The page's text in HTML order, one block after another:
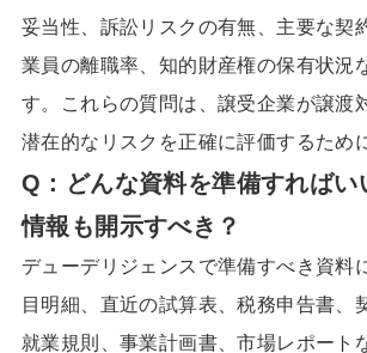
妥当性、訴訟リスクの有無、主要な契
業員の離職率、知的財産権の保有状況
す。これらの質問は、譲受企業が譲渡
潜在的なリスクを正確に評価するため
Q：どんな資料を準備すればい
情報も開示すべき？
デューデリジェンスで準備すべき資料
目明細、直近の試算表、税務申告書、
就業規則、事業計画書、市場レポート